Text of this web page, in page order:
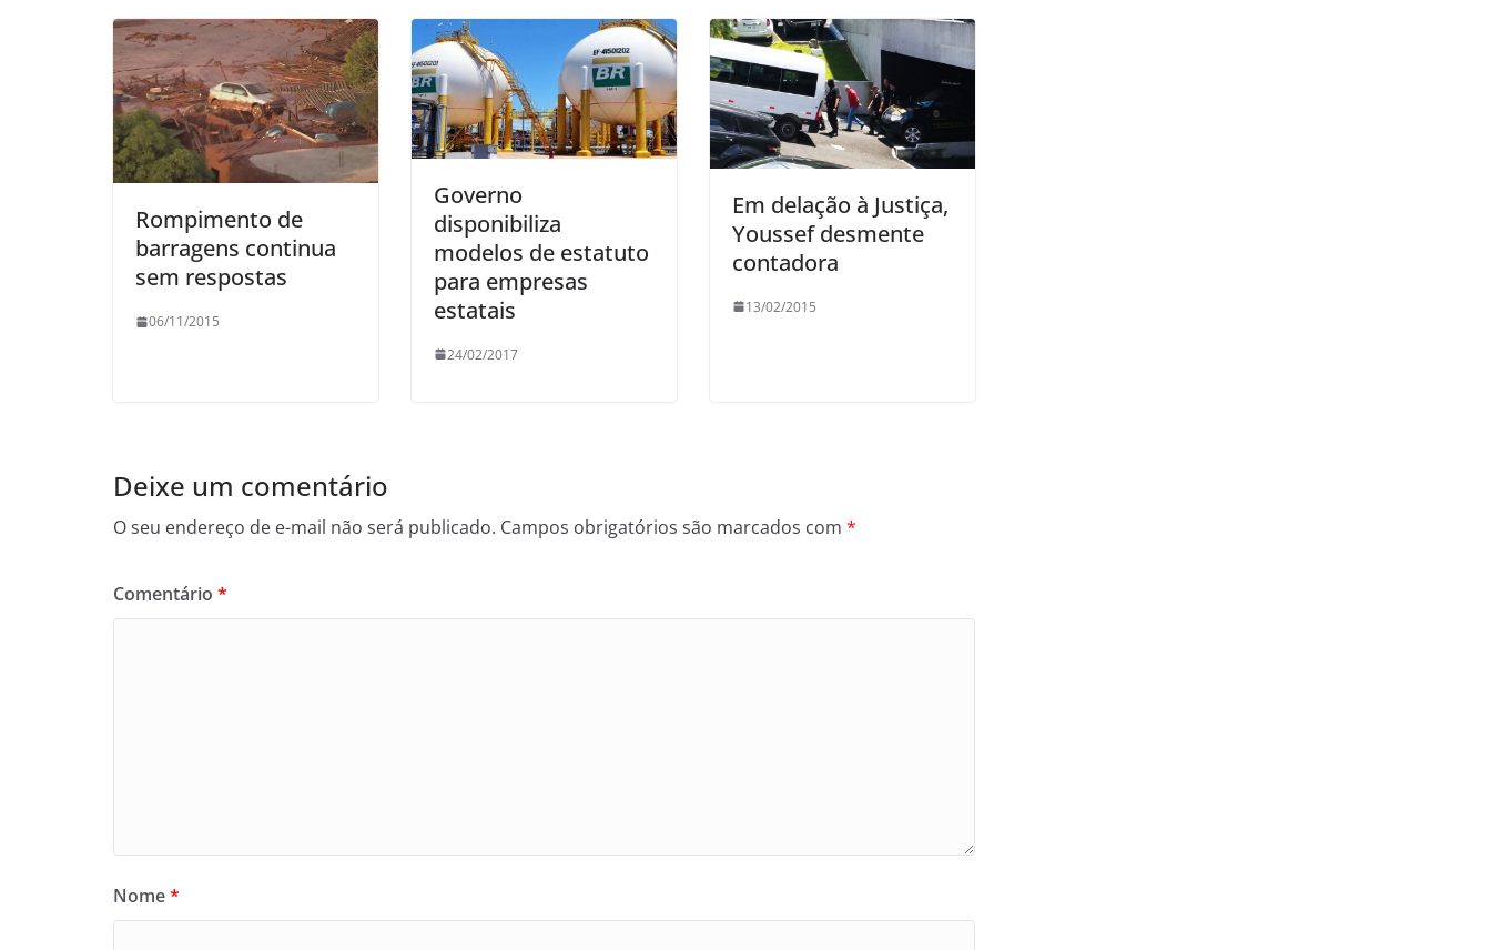
Rompimento de
barragens continua
sem respostas
06/11/2015
Governo
disponibiliza
modelos de estatuto
para empresas
estatais
24/02/2017
Em delação à Justiça,
Youssef desmente
contadora
13/02/2015
Deixe um comentário
O seu endereço de e-mail não será publicado. Campos obrigatórios são marcados com *
Comentário *
Nome*